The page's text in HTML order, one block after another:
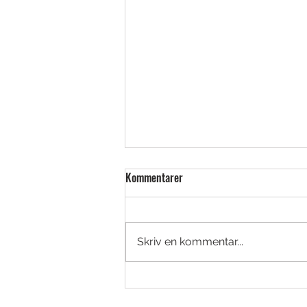
Golfjoy Spica 3 – Launch monitor i
Kommentarer
Skriv en kommentar...